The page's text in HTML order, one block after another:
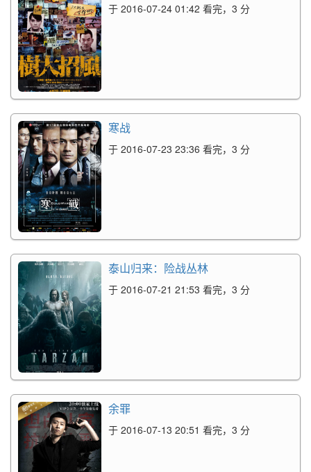
于 2016-07-24 01:42 看完，3 分
寒战
于 2016-07-23 23:36 看完，3 分
泰山归来：险战丛林
于 2016-07-21 21:53 看完，3 分
余罪
于 2016-07-13 20:51 看完，3 分